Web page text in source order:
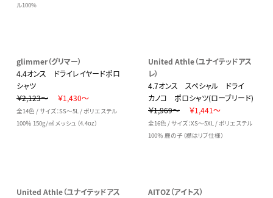
ル100%
glimmer（グリマー）
4.4オンス ドライレイヤードポロ
シャツ
￥2,123～
￥1,430～
全14色 / サイズ：SS～5L / ポリエステル
100％ 150g/㎡ メッシュ（4.4oz）
United Athle（ユナイテッドアス
レ）
4.7オンス スペシャル ドライ
カノコ ポロシャツ(ローブリード)
￥1,969～
￥1,441～
全16色 / サイズ：XS～5XL / ポリエステル
100％ 鹿の子（襟はリブ仕様）
United Athle（ユナイテッドアス
AITOZ（アイトス）